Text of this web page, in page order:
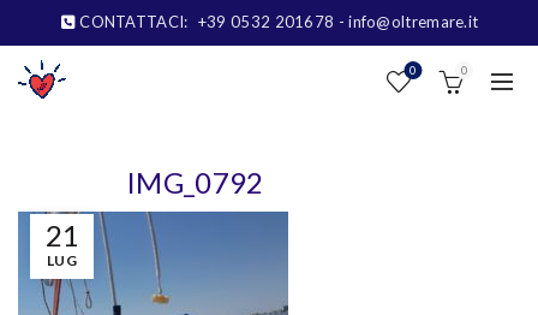
CONTATTACI: +39 0532 201678 - info@oltremare.it
0 0
21
LUG
IMG_0792